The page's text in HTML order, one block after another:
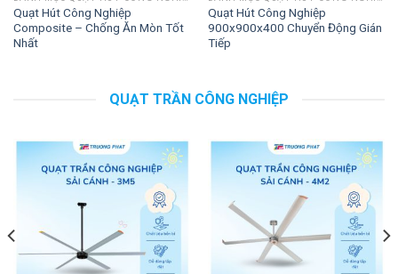
Quạt Hút Công Nghiệp
Composite – Chống Ăn Mòn Tốt
Nhất
Quạt Hút Công Nghiệp
900x900x400 Chuyển Động Gián
Tiếp
QUẠT TRẦN CÔNG NGHIỆP